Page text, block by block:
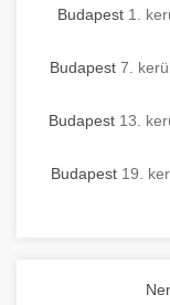
Budapest 1.
Budapest 7.
Budapest 13.
Budapest 19.